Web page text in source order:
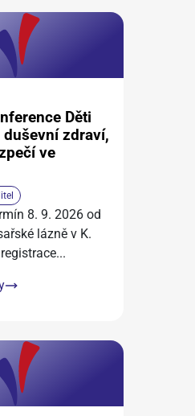
Děti
duševní zdraví,
ve
8. 9. 2026 od
lázně v K.
...